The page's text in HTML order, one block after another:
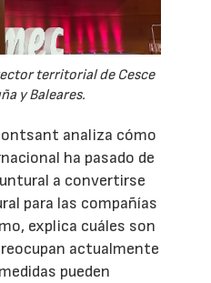
territorial de Cesce
y Baleares.
analiza cómo
ha pasado de
a convertirse
para las compañías
explica cuáles son
actualmente
pueden